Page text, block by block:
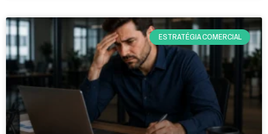
ESTRATÉGIA COMERCIAL